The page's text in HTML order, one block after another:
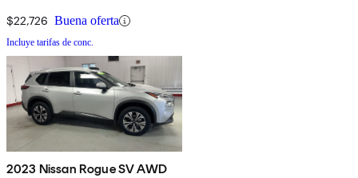
$22,726 Buena oferta
Incluye tarifas de conc.
2023 Nissan Rogue SV AWD